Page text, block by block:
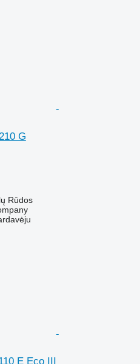
G
Rūdos
E Eco III